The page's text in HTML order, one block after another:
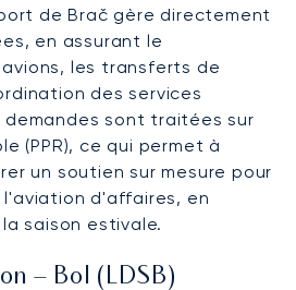
de Brač gère directement
en assurant le
les transferts de
des services
demandes sont traitées sur
(PPR), ce qui permet à
un soutien sur mesure pour
l'aviation d'affaires, en
saison estivale.
– Bol (LDSB)